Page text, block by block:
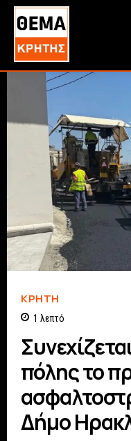
ΚΡΗΤΗ
1 λεπτό
πόλης το
Δήμο